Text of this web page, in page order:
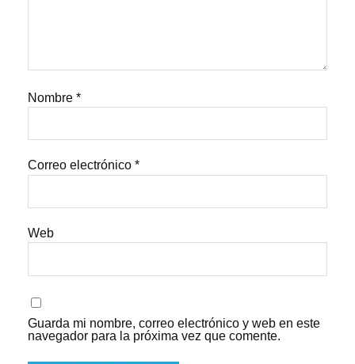
Nombre*
Correo electrónico*
Web
Guarda mi nombre, correo electrónico y web en este
navegador para la próxima vez que comente.